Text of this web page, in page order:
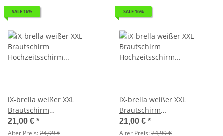
SALE 16%
iX-brella weißer XXL
Brautschirm
Hochzeitsschirm Automatik -
All In White - 2. Wahl
21,00 € *
Alter Preis:24,99 €
SALE 16%
iX-brella weißer XXL
Brautschirm
Hochzeitsschirm Automatik -
All In White - 2. Wahl
21,00 € *
Alter Preis:24,99 €